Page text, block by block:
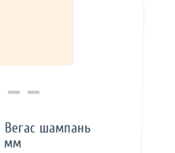
Вегас шампань
мм